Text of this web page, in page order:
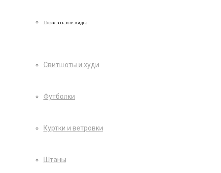
Показать все виды
Свитшоты и худи
Футболки
Куртки и ветровки
Штаны